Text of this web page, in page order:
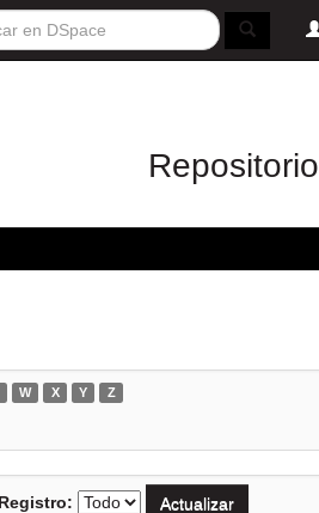
Repositorio
W X Y Z